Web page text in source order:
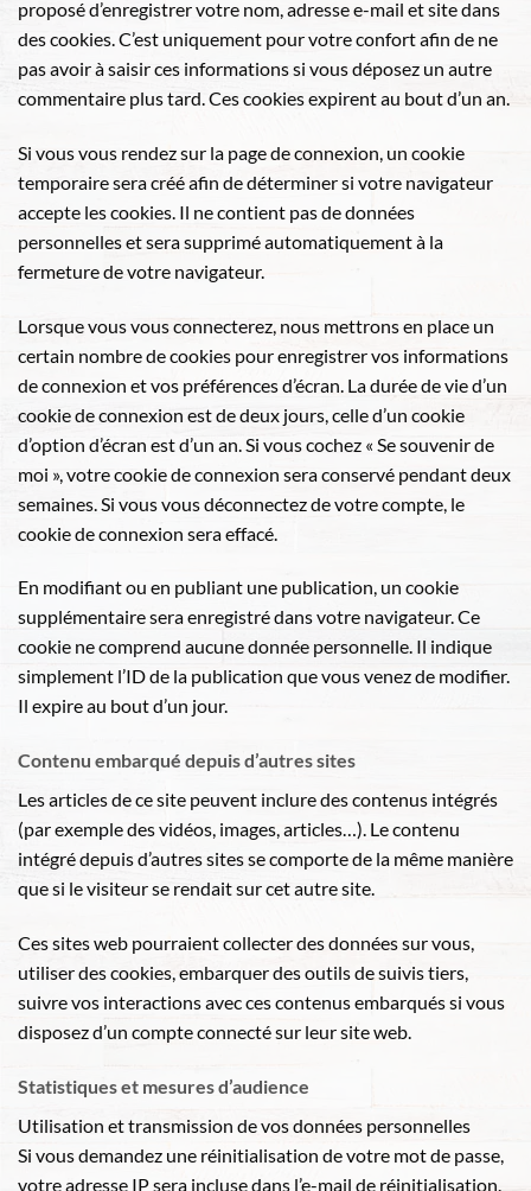
proposé d’enregistrer votre nom, adresse e-mail et site dans
des cookies. C’est uniquement pour votre confort afin de ne
pas avoir à saisir ces informations si vous déposez un autre
commentaire plus tard. Ces cookies expirent au bout d’un an.
Si vous vous rendez sur la page de connexion, un cookie
temporaire sera créé afin de déterminer si votre navigateur
accepte les cookies. Il ne contient pas de données
personnelles et sera supprimé automatiquement à la
fermeture de votre navigateur.
Lorsque vous vous connecterez, nous mettrons en place un
certain nombre de cookies pour enregistrer vos informations
de connexion et vos préférences d’écran. La durée de vie d’un
cookie de connexion est de deux jours, celle d’un cookie
d’option d’écran est d’un an. Si vous cochez « Se souvenir de
moi », votre cookie de connexion sera conservé pendant deux
semaines. Si vous vous déconnectez de votre compte, le
cookie de connexion sera effacé.
En modifiant ou en publiant une publication, un cookie
supplémentaire sera enregistré dans votre navigateur. Ce
cookie ne comprend aucune donnée personnelle. Il indique
simplement l’ID de la publication que vous venez de modifier.
Il expire au bout d’un jour.
Contenu embarqué depuis d’autres sites
Les articles de ce site peuvent inclure des contenus intégrés
(par exemple des vidéos, images, articles…). Le contenu
intégré depuis d’autres sites se comporte de la même manière
que si le visiteur se rendait sur cet autre site.
Ces sites web pourraient collecter des données sur vous,
utiliser des cookies, embarquer des outils de suivis tiers,
suivre vos interactions avec ces contenus embarqués si vous
disposez d’un compte connecté sur leur site web.
Statistiques et mesures d’audience
Utilisation et transmission de vos données personnelles
Si vous demandez une réinitialisation de votre mot de passe,
votre adresse IP sera incluse dans l’e-mail de réinitialisation.